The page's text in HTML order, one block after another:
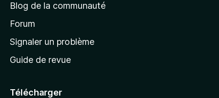
d
a
c
e
Blog de la communauté
Forum
Signaler un problème
Guide de revue
Télécharger